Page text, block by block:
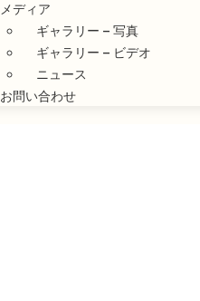
メディア
ギャラリー – 写真
ギャラリー – ビデオ
ニュース
お問い合わせ